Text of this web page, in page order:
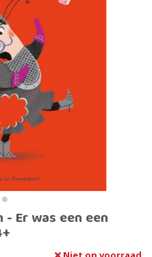
Er was een een